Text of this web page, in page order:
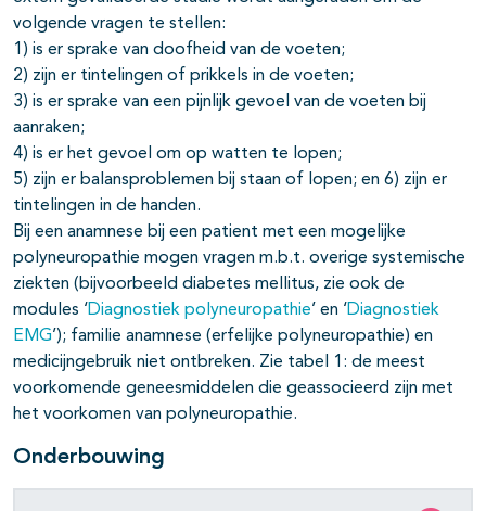
volgende vragen te stellen:
1) is er sprake van doofheid van de voeten;
2) zijn er tintelingen of prikkels in de voeten;
3) is er sprake van een pijnlijk gevoel van de voeten bij
aanraken;
4) is er het gevoel om op watten te lopen;
5) zijn er balansproblemen bij staan of lopen; en 6) zijn er
tintelingen in de handen.
Bij een anamnese bij een patient met een mogelijke
polyneuropathie mogen vragen m.b.t. overige systemische
ziekten (bijvoorbeeld diabetes mellitus, zie ook de
modules ‘Diagnostiek polyneuropathie’ en ‘Diagnostiek
EMG’); familie anamnese (erfelijke polyneuropathie) en
medicijngebruik niet ontbreken. Zie tabel 1: de meest
voorkomende geneesmiddelen die geassocieerd zijn met
het voorkomen van polyneuropathie.
Onderbouwing